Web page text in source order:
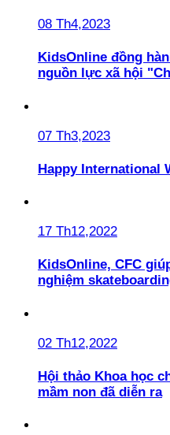
08 Th4,2023
KidsOnline đồng
nguồn lực xã hội
07 Th3,2023
Happy International
17 Th12,2022
KidsOnline, CFC
nghiệm
02 Th12,2022
Hội thảo Khoa học
mầm non đã diễn ra